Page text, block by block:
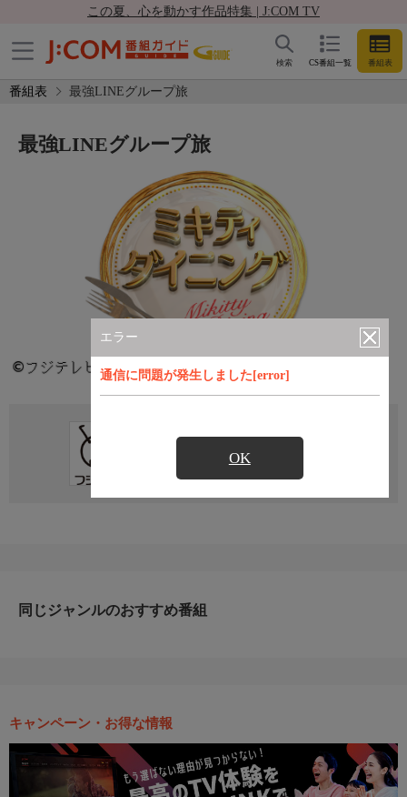
この夏、心を動かす作品特集 | J:COM TV
CS番組一覧 番組表
検索
番組表 最強LINEグループ旅
エラー
通信に問題が発生しました[error]
OK
最強LINEグループ旅
直近の放送予定はありません
同じジャンルのおすすめ番組
キャンペーン・お得な情報